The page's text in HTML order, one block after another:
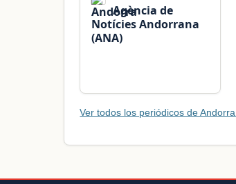
Agència de
Notícies Andorrana
(ANA)
Ver todos los periódicos de